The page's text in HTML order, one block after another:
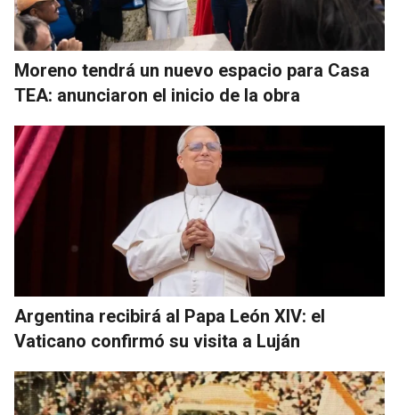
Moreno tendrá un nuevo espacio para Casa
TEA: anunciaron el inicio de la obra
Argentina recibirá al Papa León XIV: el
Vaticano confirmó su visita a Luján